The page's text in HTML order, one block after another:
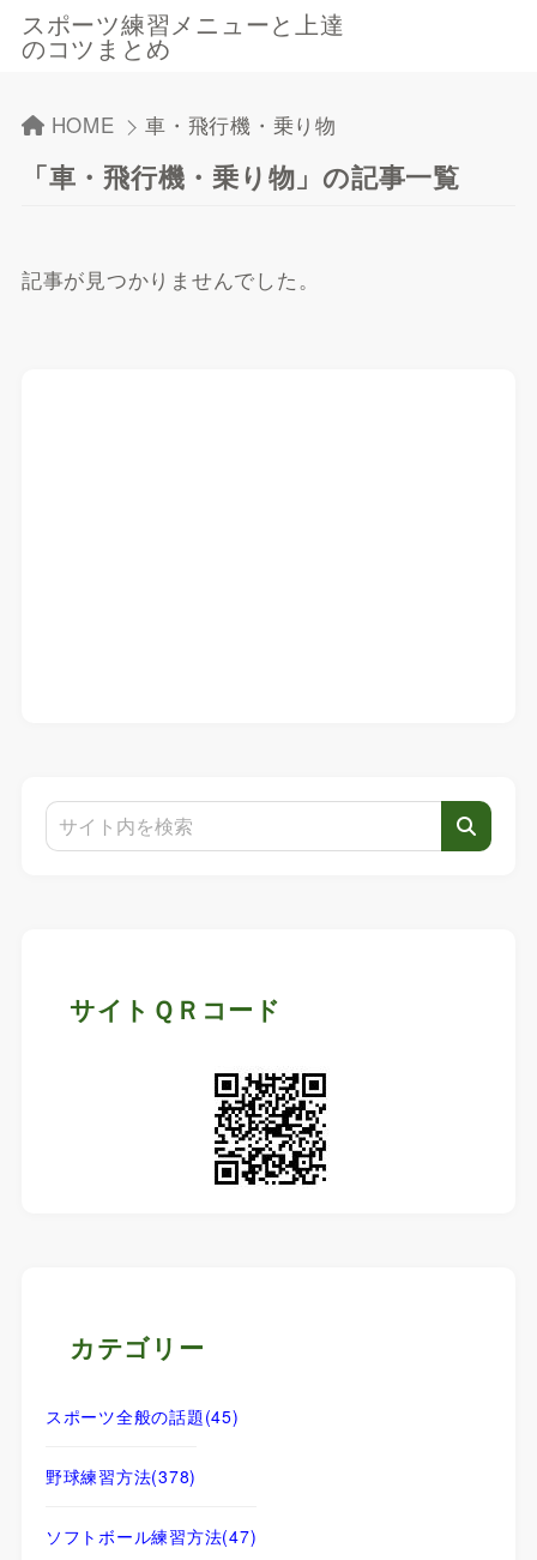
スポーツ練習メニューと上達
のコツまとめ
HOME 車・飛行機・乗り物
「車・飛行機・乗り物」の記事一覧
記事が見つかりませんでした。
サイトＱＲコード
カテゴリー
スポーツ全般の話題(45)
野球練習方法(378)
ソフトボール練習方法(47)